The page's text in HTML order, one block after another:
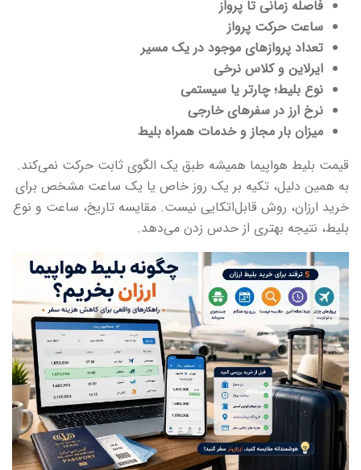
فاصله زمانی تا پرواز
ساعت حرکت پرواز
تعداد پروازهای موجود در یک مسیر
ایرلاین و کلاس نرخی
نوع بلیط؛ چارتر یا سیستمی
نرخ ارز در سفرهای خارجی
میزان بار مجاز و خدمات همراه بلیط
قیمت بلیط هواپیما همیشه طبق یک الگوی ثابت حرکت نمی‌کند.
به همین دلیل، تکیه بر یک روز خاص یا یک ساعت مشخص برای
خرید ارزان، روش قابل‌اتکایی نیست. مقایسه تاریخ، ساعت و نوع
بلیط، نتیجه بهتری از حدس زدن می‌دهد.